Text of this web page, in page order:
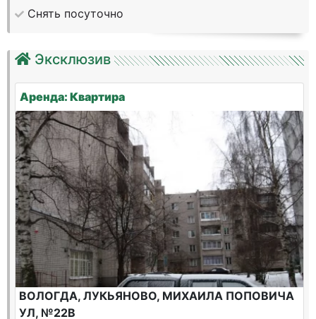
Снять посуточно
Эксклюзив
Аренда: Квартира
ВОЛОГДА, ЛУКЬЯНОВО, МИХАИЛА ПОПОВИЧА
УЛ, №22В